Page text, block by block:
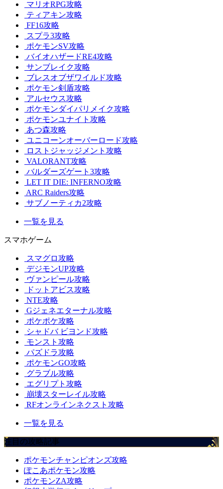
マリオRPG攻略
ティアキン攻略
FF16攻略
スプラ3攻略
ポケモンSV攻略
バイオハザードRE4攻略
サンブレイク攻略
ブレスオブザワイルド攻略
ポケモン剣盾攻略
アルセウス攻略
ポケモンダイパリメイク攻略
ポケモンユナイト攻略
あつ森攻略
ユニコーンオーバーロード攻略
ロストジャッジメント攻略
VALORANT攻略
バルダーズゲート3攻略
LET IT DIE: INFERNO攻略
ARC Raiders攻略
サブノーティカ2攻略
一覧を見る
スマホゲーム
スマグロ攻略
デジモンUP攻略
ヴァンピール攻略
ドットアビス攻略
NTE攻略
Gジェネエターナル攻略
ポケポケ攻略
シャドバ ビヨンド攻略
モンスト攻略
パズドラ攻略
ポケモンGO攻略
グラブル攻略
エグリプト攻略
崩壊スターレイル攻略
RFオンラインネクスト攻略
一覧を見る
注目の攻略記事
ポケモンチャンピオンズ攻略
ぽこあポケモン攻略
ポケモンZA攻略